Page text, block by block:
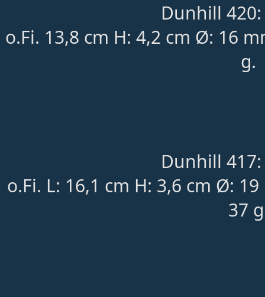
Dunhill
o.Fi. 13,8 cm H: 4,2 cm Ø: 16
g.
Dunhill
o.Fi. L: 16,1 cm H: 3,6 cm Ø:
37